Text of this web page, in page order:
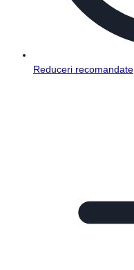
Reduceri recomandate